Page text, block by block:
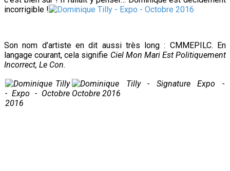
incorrigible !
Son nom d’artiste en dit aussi très long : CMMEPILC. En
langage courant, cela signifie Ciel Mon Mari Est Politiquement
Incorrect, Le Con.